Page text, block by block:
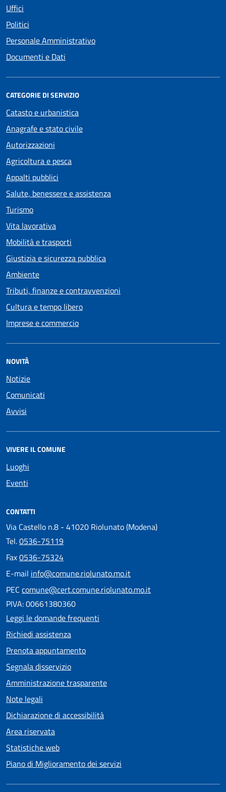
Uffici
Politici
Personale Amministrativo
Documenti e Dati
CATEGORIE DI SERVIZIO
Catasto e urbanistica
Anagrafe e stato civile
Autorizzazioni
Agricoltura e pesca
Appalti pubblici
Salute, benessere e assistenza
Turismo
Vita lavorativa
Mobilità e trasporti
Giustizia e sicurezza pubblica
Ambiente
Tributi, finanze e contravvenzioni
Cultura e tempo libero
Imprese e commercio
NOVITÀ
Notizie
Comunicati
Avvisi
VIVERE IL COMUNE
Luoghi
Eventi
CONTATTI
Via Castello n.8 - 41020 Riolunato (Modena)
Tel.0536-75119
Fax0536-75324
E-mail info@comune.riolunato.mo.it
PEC comune@cert.comune.riolunato.mo.it
PIVA: 00661380360
Leggi le domande frequenti
Richiedi assistenza
Prenota appuntamento
Segnala disservizio
Amministrazione trasparente
Note legali
Dichiarazione di accessibilità
Area riservata
Statistiche web
Piano di Miglioramento dei servizi